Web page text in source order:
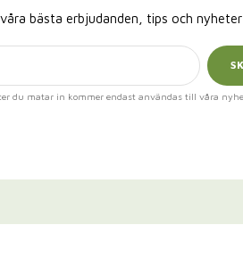
bästa erbjudanden, tips och
du matar in kommer endast användas till våra